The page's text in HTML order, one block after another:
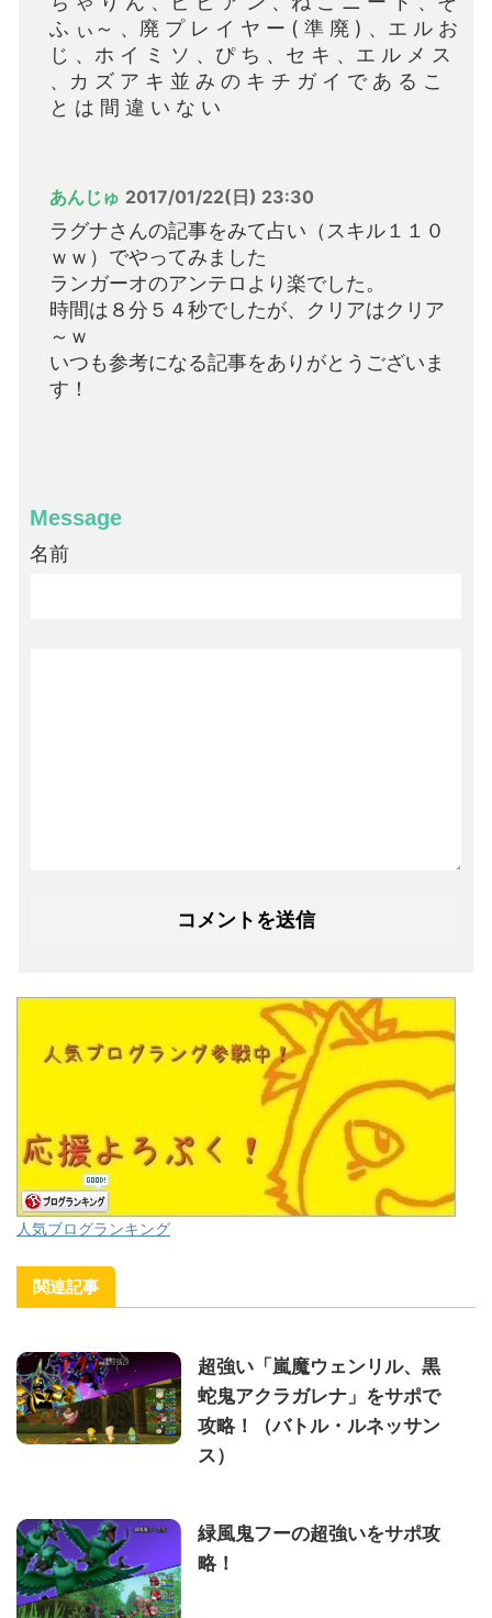
ふ ぃ～ 、廃 プ レ イ ヤ ー ( 準 廃 ) 、エ ル お
じ 、ホ イ ミ ソ 、ぴ ち 、セ キ 、エ ル メ ス
、カ ズ ア キ 並 み の キ チ ガ イ で あ る こ
と は 間 違 い な い
あんじゅ 2017/01/22(日) 23:30
ラグナさんの記事をみて占い（スキル１１０
ｗｗ）でやってみました
ランガーオのアンテロより楽でした。
時間は８分５４秒でしたが、クリアはクリア
～ｗ
いつも参考になる記事をありがとうございま
す！
Message
名前
人気ブログランキング
関連記事
超強い「嵐魔ウェンリル、黒
蛇鬼アクラガレナ」をサポで
攻略！（バトル・ルネッサン
ス）
緑風鬼フーの超強いをサポ攻
略！